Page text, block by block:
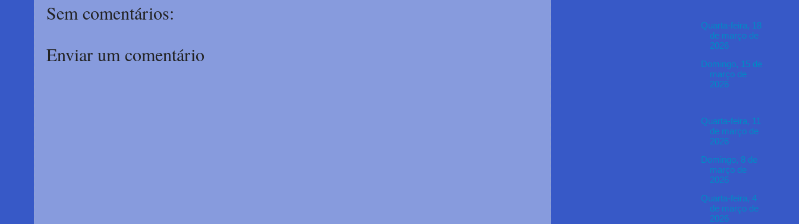
Sem comentários:
Enviar um comentário
Quarta-feira, 18
de março de
2026
Domingo, 15 de
março de
2026
Quarta-feira, 11
de março de
2026
Domingo, 8 de
março de
2026
Quarta-feira, 4
de março de
2026